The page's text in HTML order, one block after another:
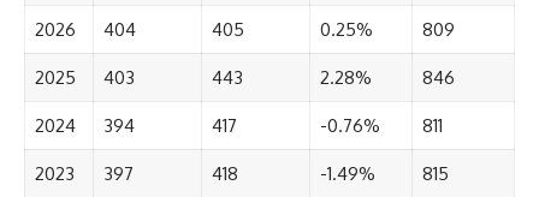
2026 404 405 0.25% 809
2025 403 443 2.28% 846
2024 394 417 -0.76% 811
2023 397 418 -1.49% 815